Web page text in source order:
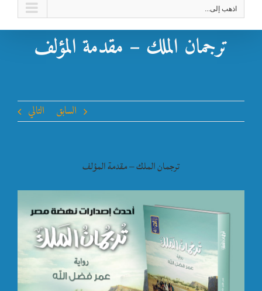
اذهب إلى...
ترجمان الملك – مقدمة المؤلف
السابق التالي
ترجمان الملك – مقدمة المؤلف